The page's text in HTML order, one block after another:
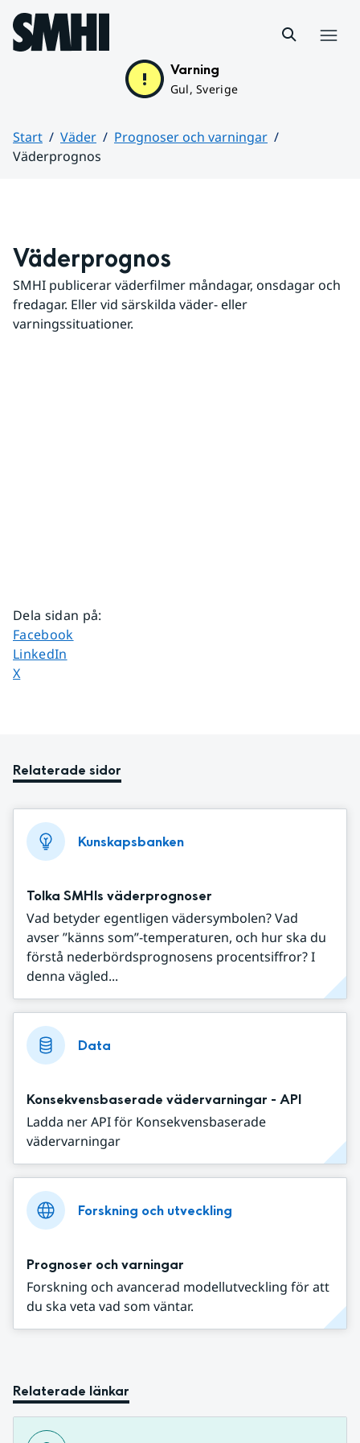
Hoppa till sidans innehåll
Varning
Gul, Sverige
Start Väder
Prognoser och varningar
Väderprognos
Väderprognos
SMHI publicerar väderfilmer måndagar, onsdagar och
fredagar. Eller vid särskilda väder- eller
varningssituationer.
Dela sidan på:
Dela sidan på
Facebook
Dela sidan på
LinkedIn
Dela sidan på
X
Relaterade sidor
Kunskapsbanken
Tolka SMHIs väderprognoser
Vad betyder egentligen vädersymbolen? Vad
avser ”känns som”-temperaturen, och hur ska du
förstå nederbördsprognosens procentsiffror? I
denna vägled...
Data
Konsekvensbaserade vädervarningar - API
Ladda ner API för Konsekvensbaserade
vädervarningar
Forskning och utveckling
Prognoser och varningar
Forskning och avancerad modellutveckling för att
du ska veta vad som väntar.
Relaterade länkar